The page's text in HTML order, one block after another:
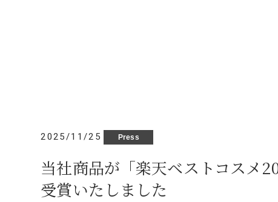
2025/11/25 Press
当社商品が「楽天ベストコスメ
受賞いたしました